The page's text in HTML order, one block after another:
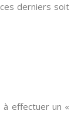
derniers soit
à effectuer un «